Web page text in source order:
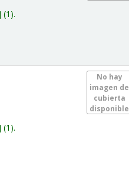
(1).
No hay
imagen de
cubierta
disponible
(1).